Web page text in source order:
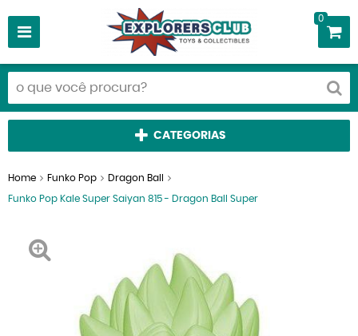
0
CATEGORIAS
Home Funko Pop Dragon Ball
Funko Pop Kale Super Saiyan 815 - Dragon Ball Super